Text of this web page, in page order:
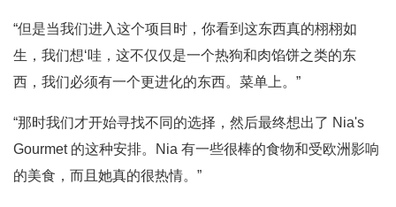
“但是当我们进入这个项目时，你看到这东西真的栩栩如
生，我们想‘哇，这不仅仅是一个热狗和肉馅饼之类的东
西，我们必须有一个更进化的东西。菜单上。”
“那时我们才开始寻找不同的选择，然后最终想出了 Nia's
Gourmet 的这种安排。Nia 有一些很棒的食物和受欧洲影响
的美食，而且她真的很热情。”